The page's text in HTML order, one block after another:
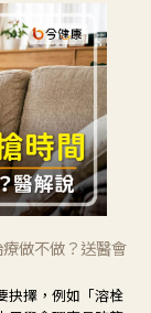
做不做？送醫會
抉擇，例如「溶栓